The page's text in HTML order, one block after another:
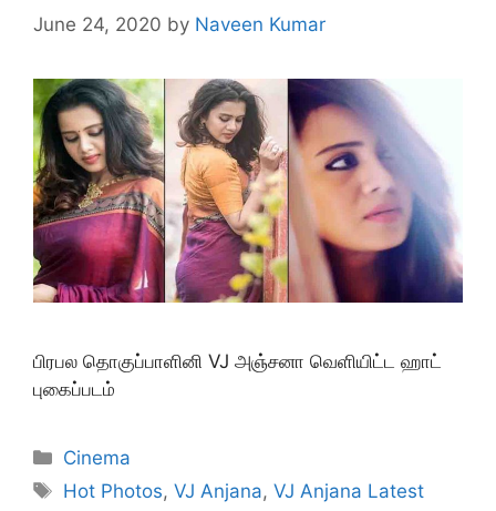
June 24, 2020 by Naveen Kumar
பிரபல தொகுப்பாளினி VJ அஞ்சனா வெளியிட்ட ஹாட்
புகைப்படம்
Categories
Cinema
Tags
Hot Photos,VJ Anjana,VJ Anjana Latest